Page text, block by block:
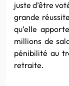
juste d’être
grande
qu’elle
millions de
pénibilité au
retraite.